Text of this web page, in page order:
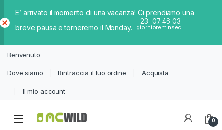
E’ arrivato il momento di una vacanza! Ci prendiamo una
breve pausa e torneremo il Monday.
23
giorni
07
ore
46
min
02
sec
iud
Benvenuto
Dove siamo Rintraccia il tuo ordine Acquista
Il mio account
0